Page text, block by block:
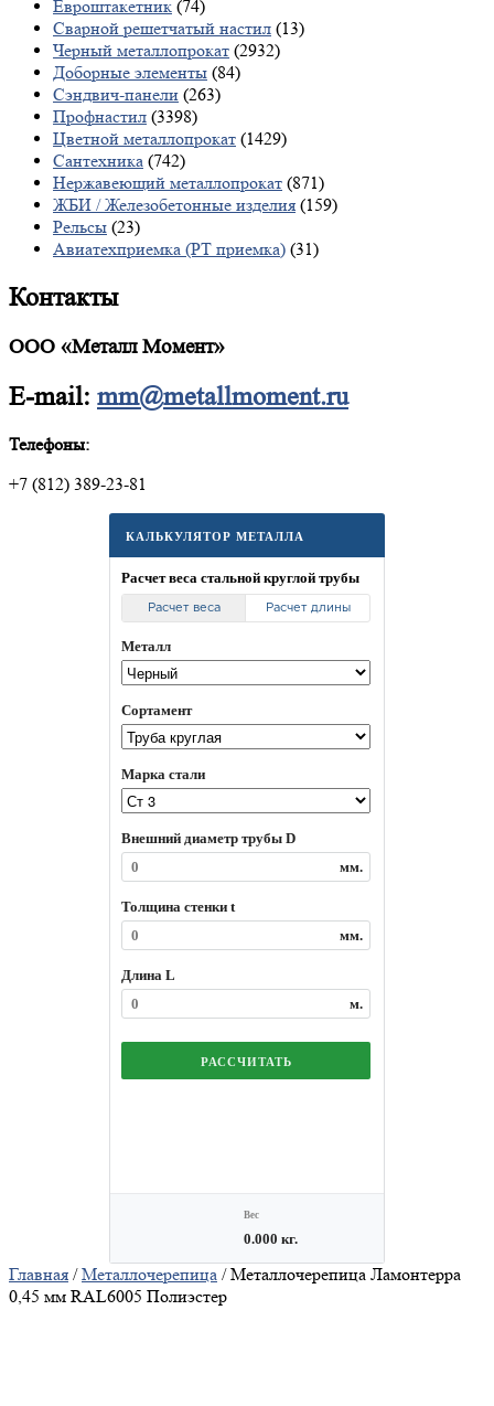
Евроштакетник (74)
Сварной решетчатый настил (13)
Черный металлопрокат (2932)
Доборные элементы (84)
Сэндвич-панели (263)
Профнастил (3398)
Цветной металлопрокат (1429)
Сантехника (742)
Нержавеющий металлопрокат (871)
ЖБИ / Железобетонные изделия (159)
Рельсы (23)
Авиатехприемка (РТ приемка) (31)
Контакты
ООО «Металл Момент»
E-mail: mm@metallmoment.ru
Телефоны:
+7 (812) 389-23-81
Главная /Металлочерепица / Металлочерепица Ламонтерра
0,45 мм RAL6005 Полиэстер